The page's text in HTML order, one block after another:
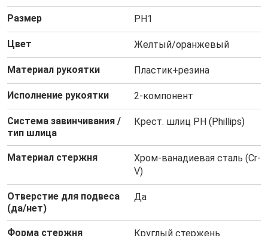
Размер PH1
Цвет Желтый/оранжевый
Материал рукоятки Пластик+резина
Исполнение рукоятки 2-компонент
Система завинчивания /
тип шлица
Крест. шлиц PH (Phillips)
Материал стержня
Хром-ванадиевая сталь (Cr-
V)
Отверстие для подвеса
(да/нет)
Да
Форма стержня Круглый стержень